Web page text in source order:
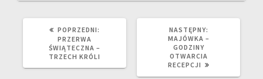
POPRZEDNI:
PRZERWA
ŚWIĄTECZNA –
TRZECH KRÓLI
NASTĘPNY:
MAJÓWKA –
GODZINY
OTWARCIA
RECEPCJI